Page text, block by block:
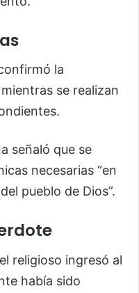
la
se realizan
señaló que se
necesarias “en
pueblo de Dios”.
religioso ingresó al
había sido